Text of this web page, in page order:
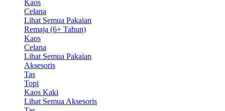
Kaos
Celana
Lihat Semua Pakaian
Remaja (6+ Tahun)
Kaos
Celana
Lihat Semua Pakaian
Aksesoris
Tas
Topi
Kaos Kaki
Lihat Semua Aksesoris